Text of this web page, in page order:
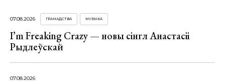
07.08.2026 ГРАМАДСТВА МУЗЫКА
I’m Freaking Crazy — новы сінгл Анастасіі
Рыдлеўскай
07.08.2026